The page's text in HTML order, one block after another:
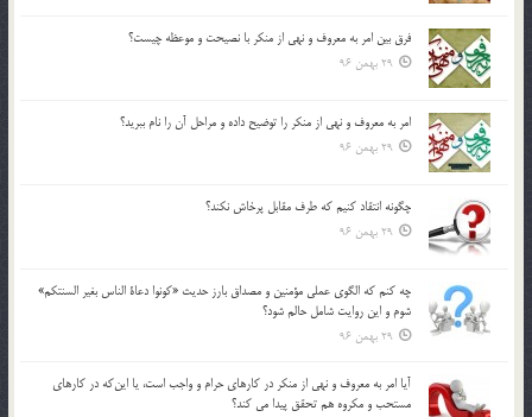
فرق بين امر به معروف و نهي از منكر با نصيحت و موعظه چيست؟
29 بهمن 96
امر به معروف و نهي از منكر را توضيح داده و مراحل آن را نام ببريد؟
29 بهمن 96
چگونه انتقاد كنيم كه طرف مقابل پرخاش نكند؟
29 بهمن 96
چه كنم كه الگوي عملي مؤمنين و مصداق بارز حديث «كونوا دعاة الناس بغير السنتكم»
شوم و اين روايت شامل حالم شود؟
29 بهمن 96
آيا امر به معروف و نهي از منكر در كارهاي حرام و واجب است، يا اين‌كه در كارهاي
مستحب و مكروه هم تحقق پيدا مي كند؟